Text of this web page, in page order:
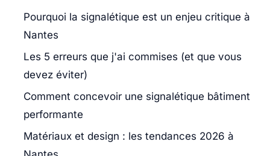
Pourquoi la signalétique est un enjeu critique à
Nantes
Les 5 erreurs que j'ai commises (et que vous
devez éviter)
Comment concevoir une signalétique bâtiment
performante
Matériaux et design : les tendances 2026 à